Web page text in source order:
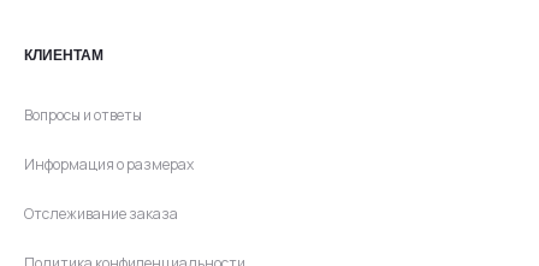
КЛИЕНТАМ
Вопросы и ответы
Информация о размерах
Отслеживание заказа